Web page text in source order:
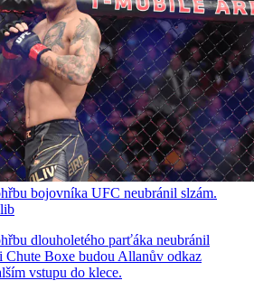
bojovníka UFC neubránil slzám.
dlouholetého parťáka neubránil
Chute Boxe budou Allanův odkaz
vstupu do klece.